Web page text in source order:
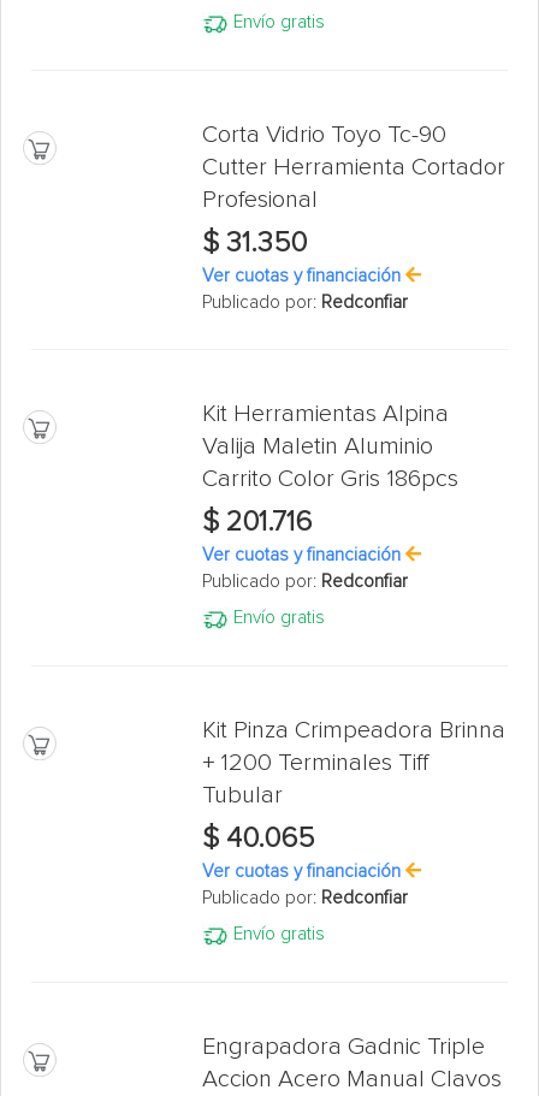
Envío gratis
Corta Vidrio Toyo Tc-90
Cutter Herramienta Cortador
Profesional
$ 31.350
Ver cuotas y financiación
Publicado por: Redconfiar
Kit Herramientas Alpina
Valija Maletin Aluminio
Carrito Color Gris 186pcs
$ 201.716
Ver cuotas y financiación
Publicado por: Redconfiar
Envío gratis
Kit Pinza Crimpeadora Brinna
+ 1200 Terminales Tiff
Tubular
$ 40.065
Ver cuotas y financiación
Publicado por: Redconfiar
Envío gratis
Engrapadora Gadnic Triple
Accion Acero Manual Clavos